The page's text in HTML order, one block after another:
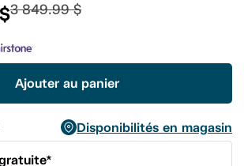
3 849.99 $
Ajouter au panier
Disponibilités en magasin